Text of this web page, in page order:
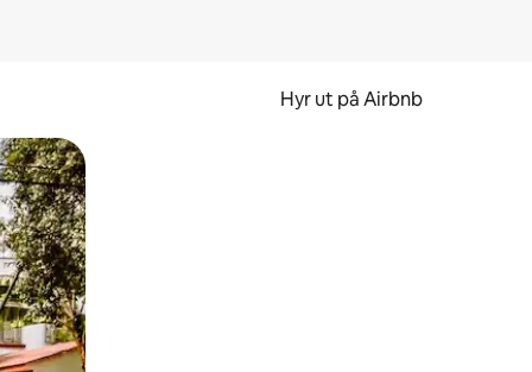
Hyr ut på Airbnb